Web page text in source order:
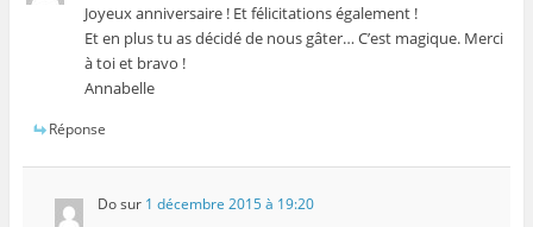
Joyeux anniversaire ! Et félicitations également !
Et en plus tu as décidé de nous gâter… C’est magique. Merci
à toi et bravo !
Annabelle
Réponse
Dosur 1 décembre 2015 à 19:20